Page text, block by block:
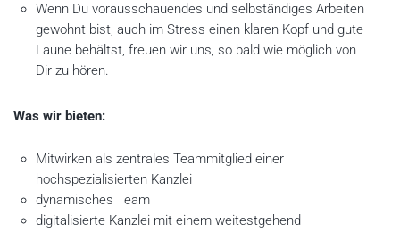
Wenn Du vorausschauendes und selbständiges Arbeiten
gewohnt bist, auch im Stress einen klaren Kopf und gute
Laune behältst, freuen wir uns, so bald wie möglich von
Dir zu hören.
Was wir bieten:
Mitwirken als zentrales Teammitglied einer
hochspezialisierten Kanzlei
dynamisches Team
digitalisierte Kanzlei mit einem weitestgehend